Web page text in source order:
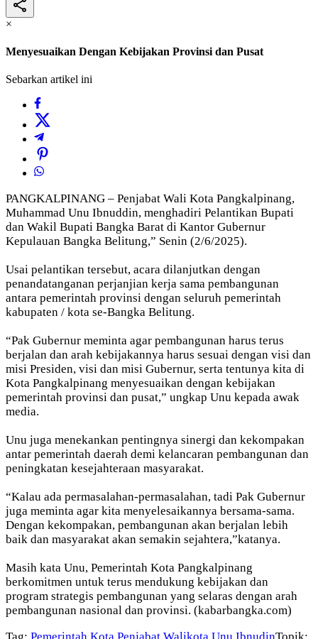
×
Menyesuaikan Dengan Kebijakan Provinsi dan Pusat
Sebarkan artikel ini
PANGKALPINANG – Penjabat Wali Kota Pangkalpinang,
Muhammad Unu Ibnuddin, menghadiri Pelantikan Bupati
dan Wakil Bupati Bangka Barat di Kantor Gubernur
Kepulauan Bangka Belitung,” Senin (2/6/2025).
Usai pelantikan tersebut, acara dilanjutkan dengan
penandatanganan perjanjian kerja sama pembangunan
antara pemerintah provinsi dengan seluruh pemerintah
kabupaten / kota se-Bangka Belitung.
“Pak Gubernur meminta agar pembangunan harus terus
berjalan dan arah kebijakannya harus sesuai dengan visi dan
misi Presiden, visi dan misi Gubernur, serta tentunya kita di
Kota Pangkalpinang menyesuaikan dengan kebijakan
pemerintah provinsi dan pusat,” ungkap Unu kepada awak
media.
Unu juga menekankan pentingnya sinergi dan kekompakan
antar pemerintah daerah demi kelancaran pembangunan dan
peningkatan kesejahteraan masyarakat.
“Kalau ada permasalahan-permasalahan, tadi Pak Gubernur
juga meminta agar kita menyelesaikannya bersama-sama.
Dengan kekompakan, pembangunan akan berjalan lebih
baik dan masyarakat akan semakin sejahtera,”katanya.
Masih kata Unu, Pemerintah Kota Pangkalpinang
berkomitmen untuk terus mendukung kebijakan dan
program strategis pembangunan yang selaras dengan arah
pembangunan nasional dan provinsi. (kabarbangka.com)